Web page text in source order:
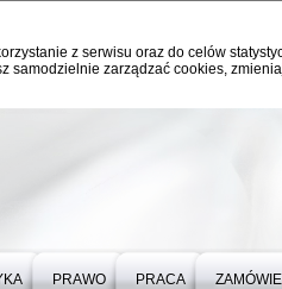
z serwisu oraz do celów
samodzielnie zarządzać cookies,
PRAWO PRACA